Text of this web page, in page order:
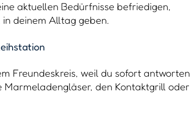
aktuellen Bedürfnisse befriedigen,
deinem Alltag geben.
Freundeskreis, weil du sofort antworten
Marmeladengläser, den Kontaktgrill oder